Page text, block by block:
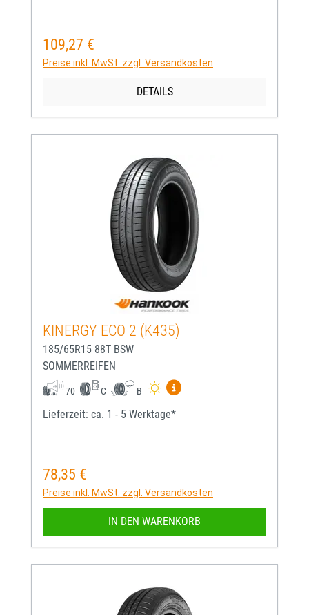
Regulärer Preis:
109,27 €
Preise inkl. MwSt. zzgl. Versandkosten
DETAILS
KINERGY ECO 2 (K435)
185/65R15 88T BSW
SOMMERREIFEN
70 C B
Mehr Informationen zum
Lieferzeit: ca. 1 - 5 Werktage*
Regulärer Preis:
78,35 €
Preise inkl. MwSt. zzgl. Versandkosten
IN DEN WARENKORB